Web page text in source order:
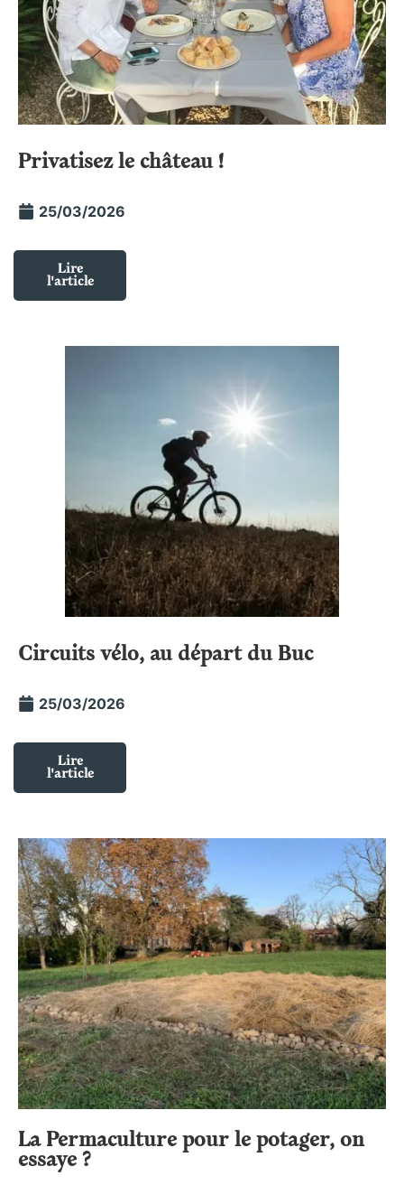
Privatisez le château !
25/03/2026
Lire
l'article
Circuits vélo, au départ du Buc
25/03/2026
Lire
l'article
La Permaculture pour le potager, on
essaye ?